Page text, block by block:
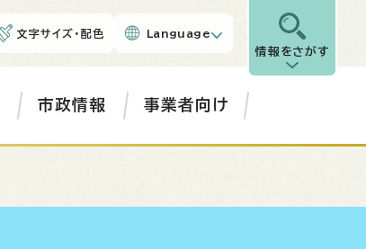
文字サイズ・配色 Language
情報をさがす
市政情報 事業者向け